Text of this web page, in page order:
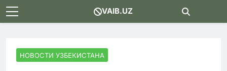
Skip
to
VAIB.UZ
НОВОСТИ УЗБЕКИСТАНА